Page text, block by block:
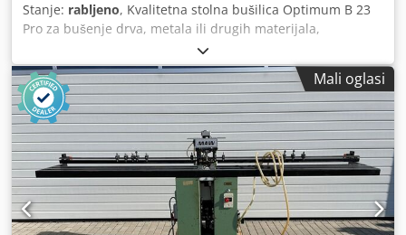
Stanje: rabljeno, Kvalitetna stolna bušilica Optimum B 23
Pro za bušenje drva, metala ili drugih materijala,
opremljena brzim steznim sustavom. Cjdpjzrytljfx Abgorf
Tehnički podaci: - Prihvat vretena: MK 2 - Nazivna snaga:
750 W // 400 V // 50 Hz
Mali oglasi